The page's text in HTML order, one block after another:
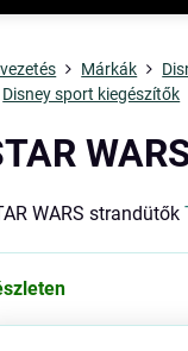
Márkák
Disney sport kiegészítők
WARS strandütők